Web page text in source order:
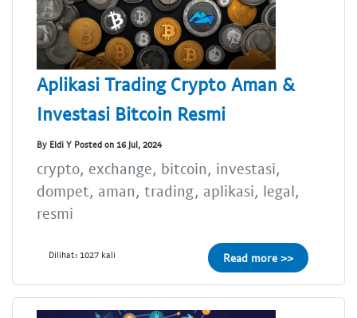
Aplikasi Trading Crypto Aman &
Investasi Bitcoin Resmi
By Eldi Y Posted on 16 Jul, 2024
crypto, exchange, bitcoin, investasi,
dompet, aman, trading, aplikasi, legal,
resmi
Dilihat: 1027 kali Read more >>